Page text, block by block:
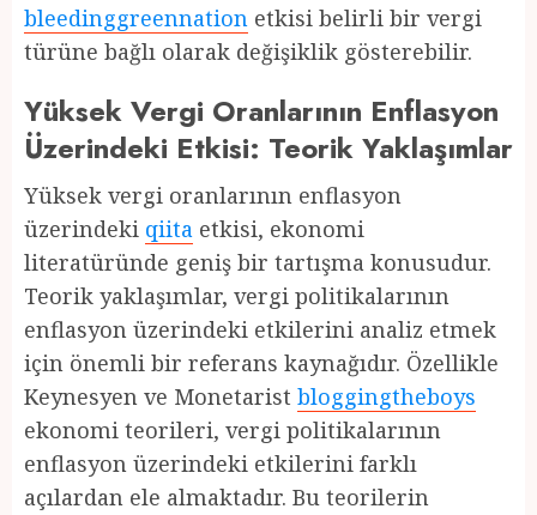
bleedinggreennation etkisi belirli bir vergi
türüne bağlı olarak değişiklik gösterebilir.
Yüksek Vergi Oranlarının Enflasyon
Üzerindeki Etkisi: Teorik Yaklaşımlar
Yüksek vergi oranlarının enflasyon
üzerindeki qiita etkisi, ekonomi
literatüründe geniş bir tartışma konusudur.
Teorik yaklaşımlar, vergi politikalarının
enflasyon üzerindeki etkilerini analiz etmek
için önemli bir referans kaynağıdır. Özellikle
Keynesyen ve Monetarist bloggingtheboys
ekonomi teorileri, vergi politikalarının
enflasyon üzerindeki etkilerini farklı
açılardan ele almaktadır. Bu teorilerin